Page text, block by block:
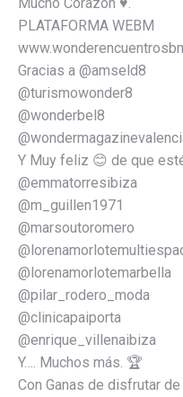
PLATAFORMA WEBM
Gracias a @amseld8
@turismowonder8
@wonderbel8
Y Muy feliz 😊 de que
@emmatorresibiza
@m_guillen1971
@marsoutoromero
@lorenamorlotemarbella
@pilar_rodero_moda
@clinicapaiporta
@enrique_villenaibiza
Y…. Muchos más. 🏆
Con Ganas de disfrutar